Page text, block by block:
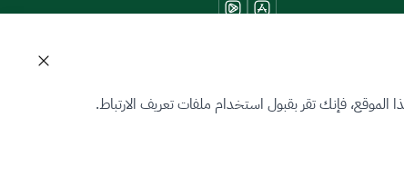
فإنك تقر بقبول استخدام ملفات تعريف الارتباط.